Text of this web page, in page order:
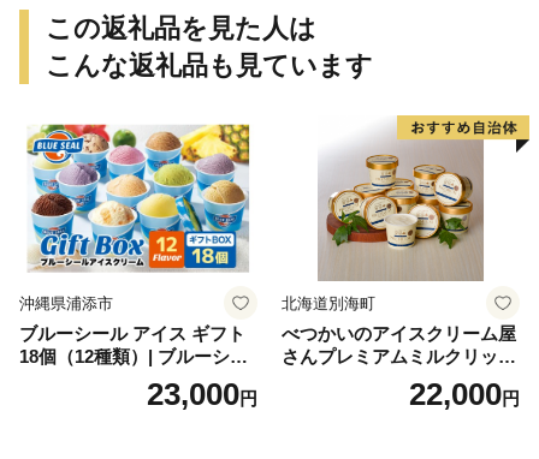
地場産鮭 地場産秋鮭 ふるさ
と納税 訳あり 訳あり鮭 訳あ
りシャケ 訳あり秋鮭 訳あり
切り身 訳あり 切身）
この返礼品を見た人は
こんな返礼品も見ています
沖縄県浦添市
ブルーシール アイス ギフト
18個（12種類）| ブルーシー
ルアイス ブルーシールアイ
スクリーム 着日指定可能 送
23,000円
北海道別海町
べつかいのアイスクリーム屋
さんプレミアムミルクリッチ
12個（AP-01）（ 北海道アイ
ス 北海道産アイス アイス ア
22,000円